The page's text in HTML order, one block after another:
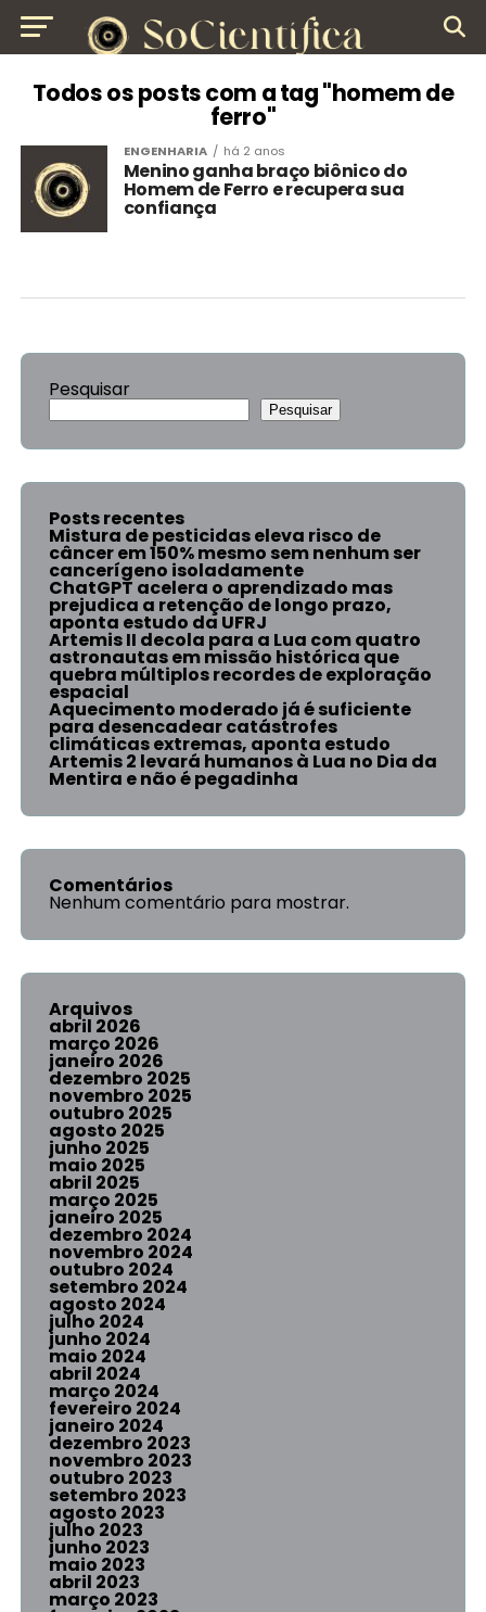
Todos os posts com a tag "homem de
ferro"
ENGENHARIA há 2 anos
Menino ganha braço biônico do
Homem de Ferro e recupera sua
confiança
Pesquisar
Pesquisar
Posts recentes
Mistura de pesticidas eleva risco de
câncer em 150% mesmo sem nenhum ser
cancerígeno isoladamente
ChatGPT acelera o aprendizado mas
prejudica a retenção de longo prazo,
aponta estudo da UFRJ
Artemis II decola para a Lua com quatro
astronautas em missão histórica que
quebra múltiplos recordes de exploração
espacial
Aquecimento moderado já é suficiente
para desencadear catástrofes
climáticas extremas, aponta estudo
Artemis 2 levará humanos à Lua no Dia da
Mentira e não é pegadinha
Comentários
Nenhum comentário para mostrar.
Arquivos
abril 2026
março 2026
janeiro 2026
dezembro 2025
novembro 2025
outubro 2025
agosto 2025
junho 2025
maio 2025
abril 2025
março 2025
janeiro 2025
dezembro 2024
novembro 2024
outubro 2024
setembro 2024
agosto 2024
julho 2024
junho 2024
maio 2024
abril 2024
março 2024
fevereiro 2024
janeiro 2024
dezembro 2023
novembro 2023
outubro 2023
setembro 2023
agosto 2023
julho 2023
junho 2023
maio 2023
abril 2023
março 2023